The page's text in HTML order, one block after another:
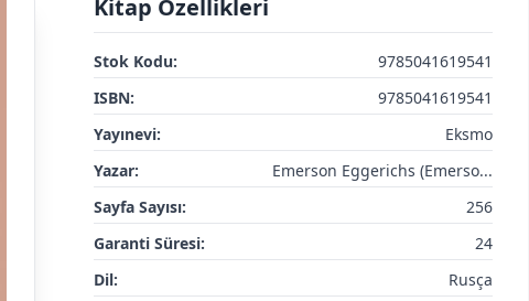
Kitap Özellikleri
Stok Kodu:
9785041619541
ISBN:
9785041619541
Yayınevi:
Eksmo
Yazar:
Emerson Eggerichs (Emerso...
Sayfa Sayısı:
256
Garanti Süresi:
24
Dil:
Rusça